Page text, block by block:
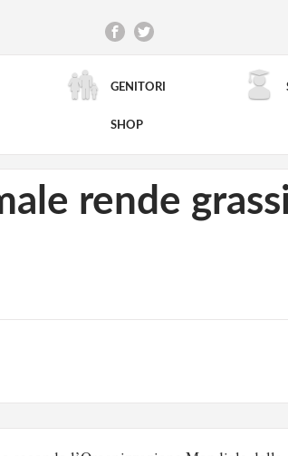
GENITORI
SHOP
RICERCA AVANZATA
rende